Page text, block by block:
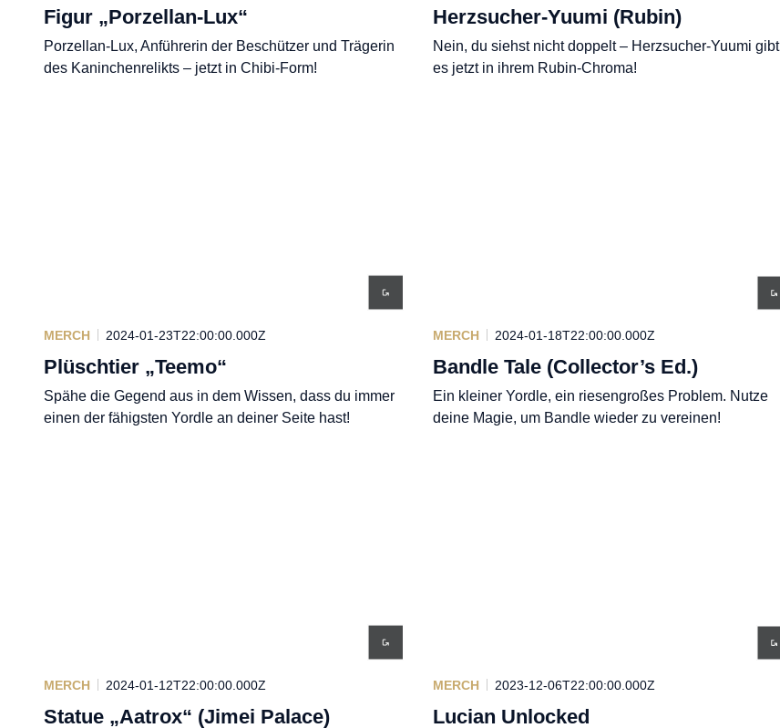
Figur „Porzellan-Lux“
Porzellan-Lux, Anführerin der Beschützer und Trägerin
des Kaninchenrelikts – jetzt in Chibi-Form!
Herzsucher-Yuumi (Rubin)
Nein, du siehst nicht doppelt – Herzsucher-Yuumi gibt
es jetzt in ihrem Rubin-Chroma!
MERCH 2024-01-23T22:00:00.000Z
Plüschtier „Teemo“
Spähe die Gegend aus in dem Wissen, dass du immer
einen der fähigsten Yordle an deiner Seite hast!
MERCH 2024-01-18T22:00:00.000Z
Bandle Tale (Collector’s Ed.)
Ein kleiner Yordle, ein riesengroßes Problem. Nutze
deine Magie, um Bandle wieder zu vereinen!
MERCH 2024-01-12T22:00:00.000Z
Statue „Aatrox“ (Jimei Palace)
MERCH 2023-12-06T22:00:00.000Z
Lucian Unlocked